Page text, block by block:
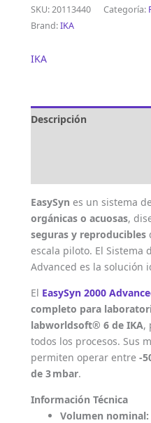
SKU:20113440 Categoría:
Brand:IKA
IKA
Descripción
EasySyn es un sistema
orgánicas o acuosas,
seguras y reproducibles
escala piloto. El Sistema
Advanced es la solución
El EasySyn 2000
completo para
labworldsoft® 6 de IKA,
todos los procesos. Sus
permiten operar entre -
de 3 mbar.
Información Técnica
Volumen nominal: